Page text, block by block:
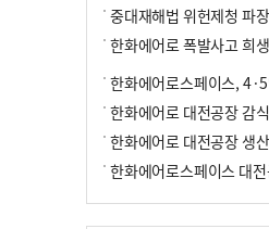
한화에어로 대전공장 감식